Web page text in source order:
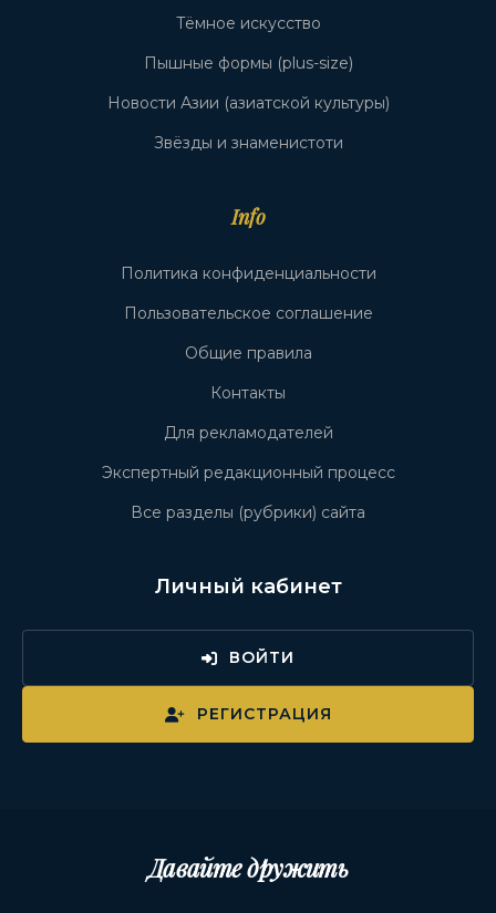
Тёмное искусство
Пышные формы (plus-size)
Новости Азии (азиатской культуры)
Звёзды и знаменистоти
Info
Политика конфиденциальности
Пользовательское соглашение
Общие правила
Контакты
Для рекламодателей
Экспертный редакционный процесс
Все разделы (рубрики) сайта
Личный кабинет
ВОЙТИ
РЕГИСТРАЦИЯ
Давайте дружить